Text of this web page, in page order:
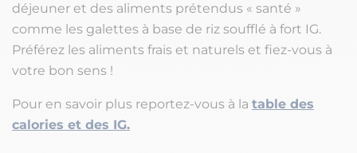
déjeuner et des aliments prétendus « santé »
comme les galettes à base de riz soufflé à fort IG.
Préférez les aliments frais et naturels et fiez-vous à
votre bon sens !
Pour en savoir plus reportez-vous à la table des
calories et des IG.